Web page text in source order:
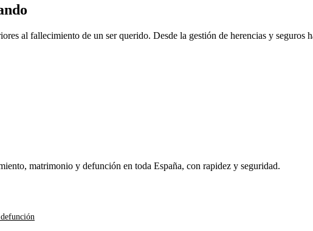
al fallecimiento de un ser querido. Desde la gestión de herencias y seguros
matrimonio y defunción en toda España, con rapidez y seguridad.